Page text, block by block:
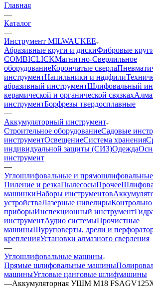
Главная
—
Каталог
—
Инструмент MILWAUKEE
Абразивные круги и дискиФибровые
COMBICLICKМагнитно-Сверлильное
оборудованиеКорончатые сверла
инструментНапильники и надфили
абразивный инструментШлифовальный
керамической и органической связках
инструментБорфрезы твердосплавные
—
Аккумуляторный инструмент
Строительное оборудованиеСадовые
инструментОсвещениеСистема хранения
индивидуальной защиты (СИЗ)Одежда
инструмент
—
Углошлифовальные и
Пиление и резкаПылесосыПрочее
машинкиНаборы инструментов
устройстваЛазерные нивелиры
приборыИнспекционный инструмент
инструментАудио системыПрочистные
машиныШуруповерты, дрели и
крепленияУстановки алмазного сверления
—
Углошлифовальные машины
Прямые шлифовальные машины
машиныУгловые цанговые шлифмашины
—Аккумуляторная УШМ M18